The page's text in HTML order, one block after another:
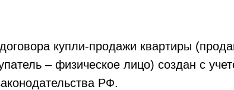
купли-продажи квартиры
– физическое лицо) создан с
РФ.